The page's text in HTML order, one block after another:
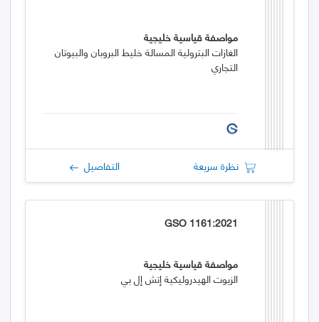
مواصفة قياسية خليجية
الغازات البترولية المسالة خليط البروبان والبيوتان
التجاري
نظرة سريعة التفاصيل
GSO 1161:2021
مواصفة قياسية خليجية
الزيوت الهيدروليكية إتش إل بي